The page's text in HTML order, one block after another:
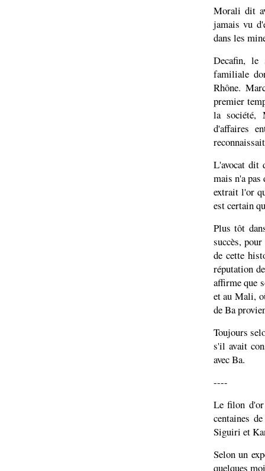
Morali dit
jamais vu
dans les
Decafin, le
familiale
Rhône.
premier
la société,
d'affaires
L'avocat dit
mais n'a
extrait l'or
est certain
Plus tôt
succès,
de cette
réputation
affirme que
et au Mali,
de Ba
Toujours
s'il avait
avec Ba.
----
Le filon
centaines
Siguiri et
Selon un
quelques